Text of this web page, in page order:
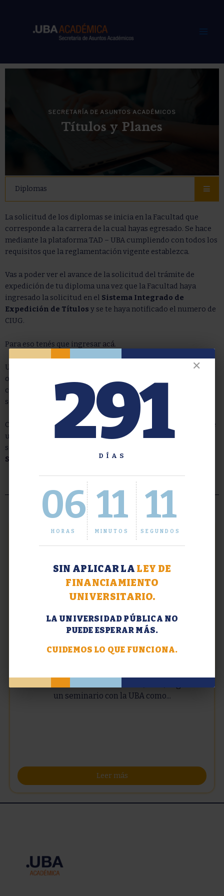
SECRETARÍA DE ASUNTOS ACADÉMICOS
Títulos y Planes
Diplomas
La solicitud de los diplomas se inicia en la Facultad que
corresponde a la carrera de la cual hayas egresado. Se hace
mediante la plataforma TAD – UBA cumpliendo con todos los
requisitos que la reglamentación vigente establezca.
Vas a poder ver el avance de la solicitud del trámite de
expedición de tu diploma una vez que la Facultad haya
ingresado la solicitud en el Sistema Integrado de
Expedición de Títulos y se te haya notificado el numero de
CIUG.
Para eso tenés que ingresar acá.
Una vez que hayas realizado la encuesta de carácter
obligatoria y confirmado los datos mediante la
comprobación que te llega al correo electrónico, podés
solicitar el
certificado de título en trámite.
Cuando necesites un certificado donde conste que obtuviste
un diploma expedido por esta Dirección General podrás
solicitarlo siguiendo las instrucciones indicadas en
Solicitud de certificado de egresado.
Institucional
Experiencias sobre aprendizaje
un seminario con la UBA como...
Leer más
✕
291
DÍAS
06
HORAS
11
MINUTOS
11
SEGUNDOS
SIN APLICAR LA LEY DE
FINANCIAMIENTO
UNIVERSITARIO.
LA UNIVERSIDAD PÚBLICA NO
PUEDE ESPERAR MÁS.
CUIDEMOS LO QUE FUNCIONA.